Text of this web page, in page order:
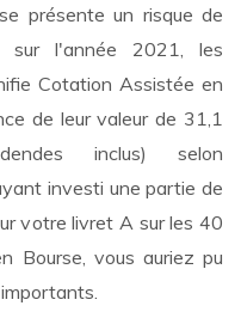
présente un risque de
sur l'année 2021, les
Cotation Assistée en
de leur valeur de 31,1
inclus) selon
investi une partie de
votre livret A sur les 40
Bourse, vous auriez pu